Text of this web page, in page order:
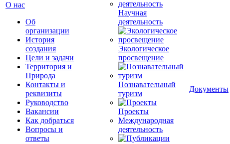
О нас
Об
организации
История
создания
Цели и задачи
Территория и
Природа
Контакты и
реквизиты
Руководство
Вакансии
Как добраться
Вопросы и
ответы
Научная
деятельность
Экологическое
просвещение
Познавательный
туризм
Проекты
Международная
деятельность
Документы